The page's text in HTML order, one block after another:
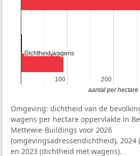
100
100 200
200
Dichtheid wagens
Dichtheid wagens
aantal per hectare
Omgeving: dichtheid van de
wagens per hectare oppervlakte in
Mettewie-Buildings voor 2026
(omgevingsadressendichtheid),
en 2023 (dichtheid met wagens).